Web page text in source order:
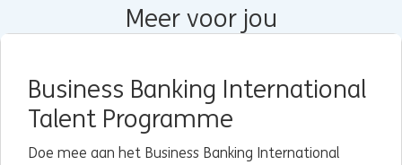
Meer voor jou
Business Banking International
Talent Programme
Doe mee aan het Business Banking International